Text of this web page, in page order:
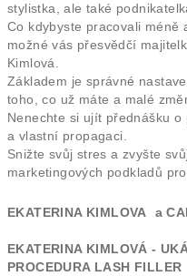
stylistka, ale také
Co kdybyste pracovali méně
možné vás přesvědčí
Kimlová.
Základem je správné
toho, co už máte a malé
Nenechte si ujít přednášku
a vlastní propagaci.
Snižte svůj stres a zvyšte
marketingových podkladů
EKATERINA KIMLOVA a
EKATERINA KIMLOVÁ -
PROCEDURA LASH FILLER